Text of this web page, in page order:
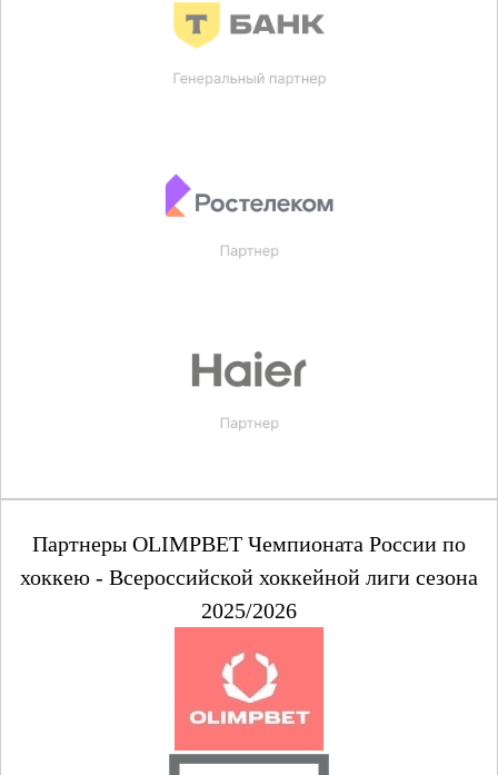
Партнеры OLIMPBET Чемпионата России по
хоккею - Всероссийской хоккейной лиги сезона
2025/2026